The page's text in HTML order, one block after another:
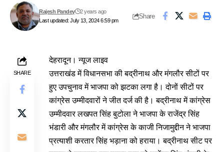
Last updated: July 13, 2024 6:59 pm
Rajesh Pandey 2 years ago
Share
SHARE
देहरादून। न्यूज लाइव
उत्तराखंड में विधानसभा की बद्रीनाथ और मंगलौर सीटों पर
हुए उपचुनाव में भाजपा को झटका लगा है। दोनों सीटों पर
कांग्रेस उम्मीदवारों ने जीत दर्ज की है। बद्रीनाथ में कांग्रेस
उम्मीदवार लखपत सिंह बुटोला ने भाजपा के राजेंद्र सिंह
भंडारी और मंगलौर में कांग्रेस के काजी निजामुद्दीन ने भाजपा
प्रत्याशी करतार सिंह भड़ाना को हराया। बद्रीनाथ सीट पर